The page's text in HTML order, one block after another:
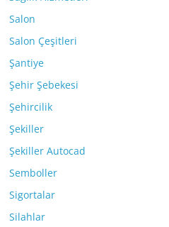
Salon
Salon Çeşitleri
Şantiye
Şehir Şebekesi
Şehircilik
Şekiller
Şekiller Autocad
Semboller
Sigortalar
Silahlar